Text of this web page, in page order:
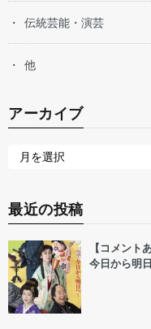
伝統芸能・演芸
他
アーカイブ
最近の投稿
【コメント
今日から明